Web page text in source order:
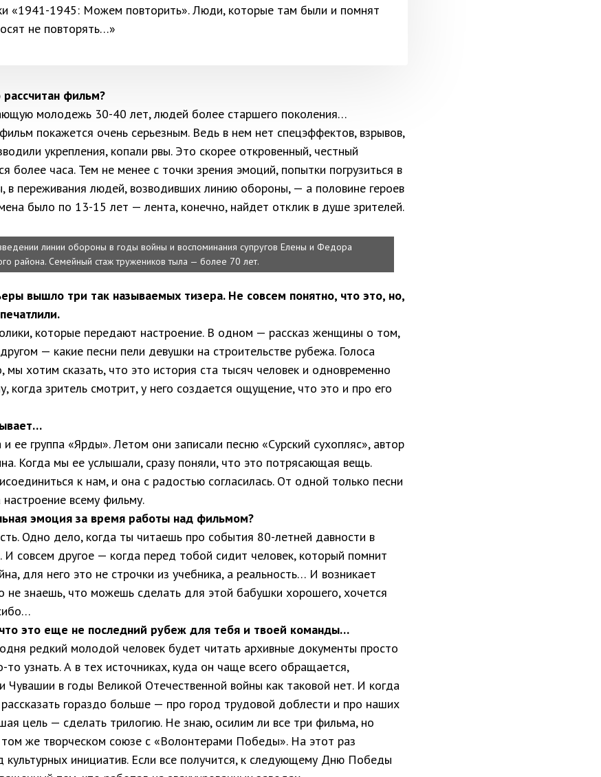
«1941-1945: Можем повторить». Люди, которые там были и помнят
не повторять…»
фильм?
молодежь 30-40 лет, людей более старшего поколения…
покажется очень серьезным. Ведь в нем нет спецэффектов, взрывов,
укрепления, копали рвы. Это скорее откровенный, честный
более часа. Тем не менее с точки зрения эмоций, попытки погрузиться в
в переживания людей, возводивших линию обороны, — а половине героев
было по 13-15 лет — лента, конечно, найдет отклик в душе зрителей.
линии обороны в годы войны и воспоминания супругов Елены и Федора
района. Семейный стаж тружеников тыла — более 70 лет.
вышло три так называемых тизера. Не совсем понятно, что это, но,
которые передают настроение. В одном — рассказ женщины о том,
— какие песни пели девушки на строительстве рубежа. Голоса
мы хотим сказать, что это история ста тысяч человек и одновременно
когда зритель смотрит, у него создается ощущение, что это и про его
ее группа «Ярды». Летом они записали песню «Сурский сухопляс», автор
Когда мы ее услышали, сразу поняли, что это потрясающая вещь.
к нам, и она с радостью согласилась. От одной только песни
всему фильму.
эмоция за время работы над фильмом?
Одно дело, когда ты читаешь про события 80-летней давности в
И совсем другое — когда перед тобой сидит человек, который помнит
для него это не строчки из учебника, а реальность… И возникает
не знаешь, что можешь сделать для этой бабушки хорошего, хочется
это еще не последний рубеж для тебя и твоей команды…
редкий молодой человек будет читать архивные документы просто
то узнать. А в тех источниках, куда он чаще всего обращается,
Чувашии в годы Великой Отечественной войны как таковой нет. И когда
гораздо больше — про город трудовой доблести и про наших
цель — сделать трилогию. Не знаю, осилим ли все три фильма, но
же творческом союзе с «Волонтерами Победы». На этот раз
инициатив. Если все получится, к следующему Дню Победы